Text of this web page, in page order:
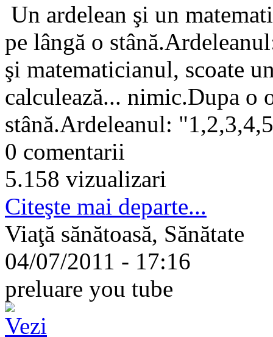
Un ardelean şi un
pe lângă o
şi matematicianul, scoate
calculează... nimic.Dupa o
stână.Ardeleanul:
0 comentarii
5.158 vizualizari
Citeşte mai departe...
Viaţă sănătoasă, Sănătate
04/07/2011 - 17:16
preluare you tube